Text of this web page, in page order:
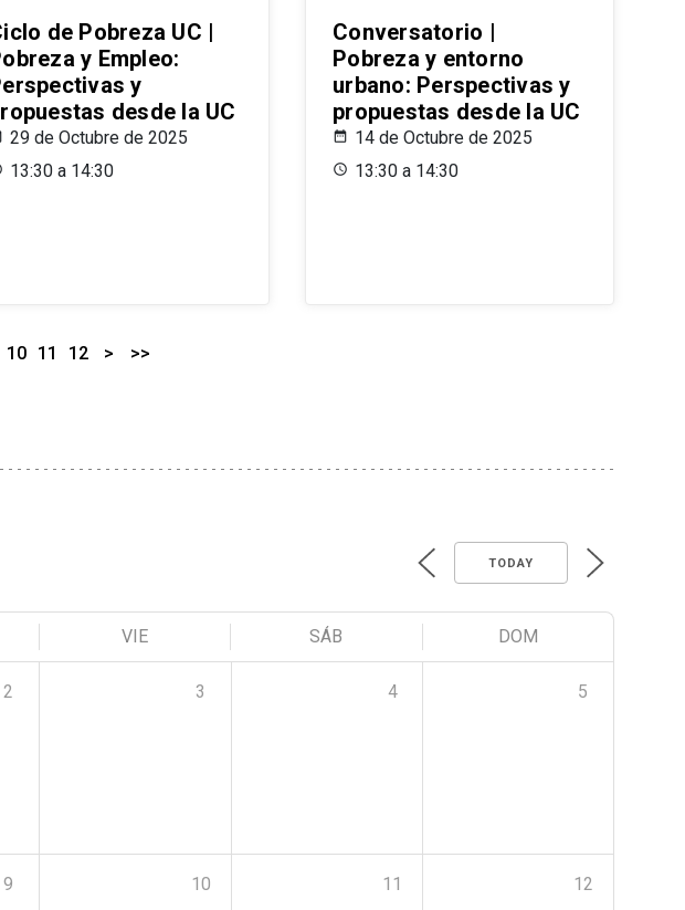
de Pobreza UC |
y Empleo:
y
desde la UC
29 de Octubre de 2025
13:30 a 14:30
Conversatorio |
Pobreza y entorno
urbano: Perspectivas y
propuestas desde la UC
14 de Octubre de 2025
13:30 a 14:30
10 11 12 > >>
TODAY
VIE SÁB DOM
2 3 4 5
9 10 11 12